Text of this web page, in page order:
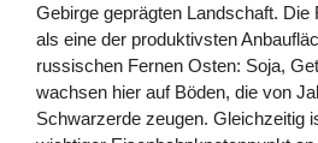
Gebirge geprägten Landschaft. Die
als eine der produktivsten
russischen Fernen Osten: Soja,
wachsen hier auf Böden, die von
Schwarzerde zeugen. Gleichzeitig